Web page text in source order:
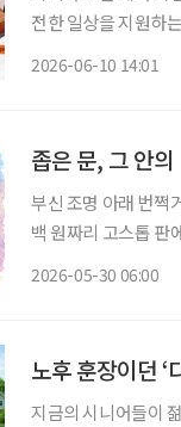
전한 일상을 지원하는 '부
2026-06-10 14:01
좁은 문, 그 안
부신 조명 아래 번쩍
백 원짜리 고스톱 판
2026-05-30 06:00
노후 훈장이던 ‘
지금의 시니어들이